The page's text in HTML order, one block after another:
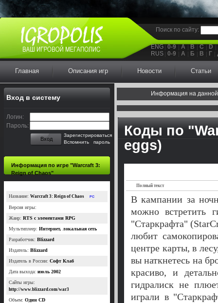
Поиск по сайту:
ENG 0-9 A B C
D
RUS 0-9 А Б В Г
Главная Описания игр Новости Статьи
Вход в систему
Логин:
Пароль:
Вход
Зарегистрироваться
Вспомнить пароль
Информация по игре "Warcraft 3:
Reign of Chaos"
Название: Warcraft 3: Reign of Chaos PC
Версия игры:
Жанр: RTS с элементами RPG
Мультиплеер: Интернет, локальная сеть
Разработчик: Blizzard
Издатель: Blizzard
Издатель в России: Софт Клаб
Дата выхода: июль 2002
Сайты игры:
http://www.blizzard.com/war3
Объем: Один CD
Информация на
Коды по
eggs)
Полный текст
В кампании за
можно встретить
"Старкрафта"
любит
центре карты, в
вы наткнетесь на
красиво, и
гидралиск не
играли в